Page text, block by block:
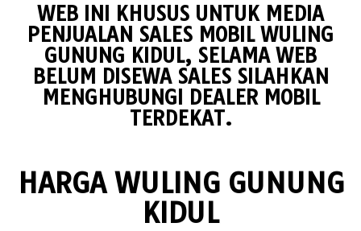
WEB INI KHUSUS UNTUK MEDIA
PENJUALAN SALES MOBIL WULING
GUNUNG KIDUL, SELAMA WEB
BELUM DISEWA SALES SILAHKAN
MENGHUBUNGI DEALER MOBIL
TERDEKAT.
HARGA WULING GUNUNG
KIDUL